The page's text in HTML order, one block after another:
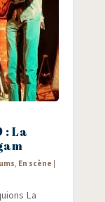
: La
En scène |
La